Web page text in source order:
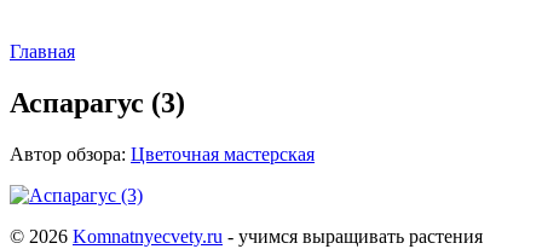
Главная
Аспарагус (3)
Автор обзора: Цветочная мастерская
© 2026 Komnatnyecvety.ru - учимся выращивать растения